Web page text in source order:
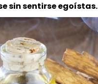
sin sentirse egoístas.